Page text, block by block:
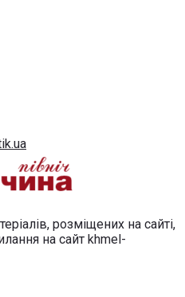
розміщених на сайті,
на сайт khmel-